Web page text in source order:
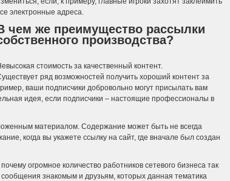
электронные адреса.
чем же преимущество рассылки
производства?
стоимость за качественный контент.
ряд возможностей получить хороший контент за
ваши подписчики добровольно могут присылать вам
идея, если подписчики – настоящие профессионалы в
материалом. Содержание может быть не всегда
когда вы укажете ссылку на сайт, где вначале был создан
огромное количество работников сетевого бизнеса так
знакомым и друзьям, которых данная тематика